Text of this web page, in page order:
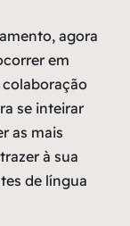
agora
em
colaboração
se inteirar
as mais
à sua
de língua